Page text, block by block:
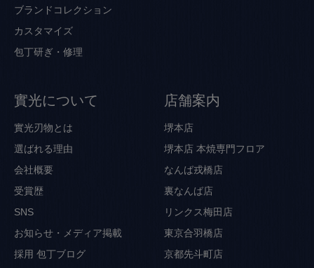
ブランドコレクション
カスタマイズ
包丁研ぎ・修理
實光について
實光刃物とは
選ばれる理由
会社概要
受賞歴
SNS
お知らせ・メディア掲載
採用 包丁ブログ
店舗案内
堺本店
堺本店 本焼専門フロア
なんば戎橋店
裏なんば店
リンクス梅田店
東京合羽橋店
京都先斗町店